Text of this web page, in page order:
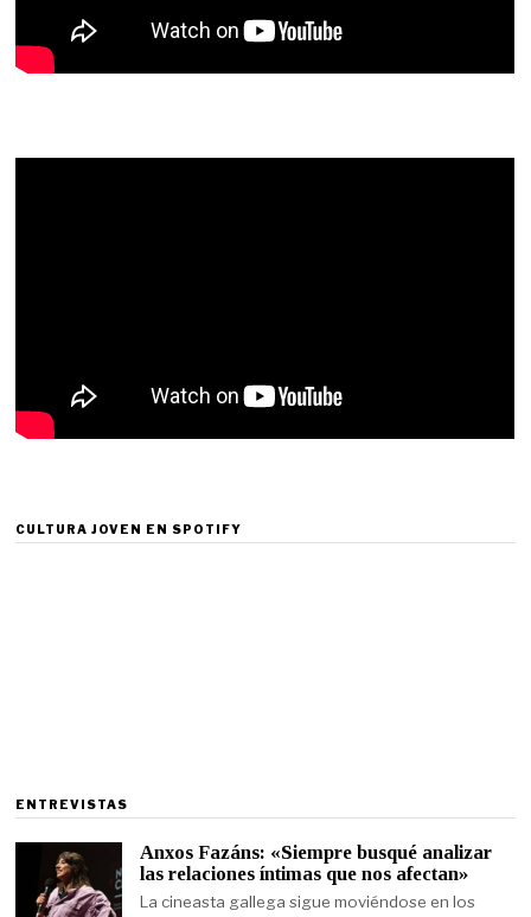
CULTURA JOVEN EN SPOTIFY
ENTREVISTAS
Anxos Fazáns: «Siempre busqué analizar
las relaciones íntimas que nos afectan»
La cineasta gallega sigue moviéndose en los